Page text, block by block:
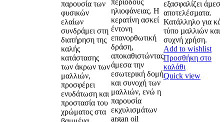
παρουσία των
φυσικών
ελαίων
συνδράμει στη
διατήρηση της
καλής
κατάστασης
των άκρων των
μαλλιών,
προσφέρει
ενυδάτωση και
προστασία του
χρώματος στα
περιόδους
ηλιοφάνειας. Η
κερατίνη ασκεί
έντονη
επανορθωτική
δράση,
αποκαθιστώντας
άμεσα την
εσωτερική δομή
και συνοχή των
μαλλιών, ενώ η
παρουσία
εκχυλισμάτων
argan oil
εξασφαλίζει άµεσα
αποτελέσµατα.
Κατάλληλο για
τύπο µαλλιών και
συχνή χρήση.
Add to wishlist
Προσθήκη στο
καλάθι
Quick view